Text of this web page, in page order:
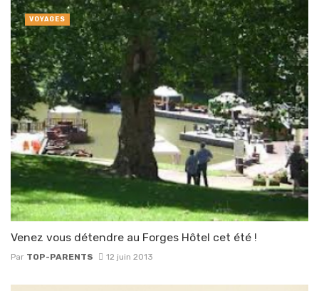
Venez vous détendre au Forges Hôtel cet été !
Par TOP-PARENTS 12 juin 2013
VOYAGES